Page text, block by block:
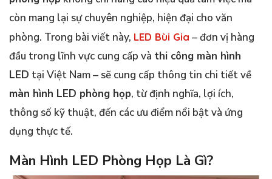
còn mang lại sự chuyên nghiệp, hiện đại cho văn
phòng. Trong bài viết này, LED Bùi Gia – đơn vị hàng
đầu trong lĩnh vực cung cấp và thi công màn hình
LED tại Việt Nam – sẽ cung cấp thông tin chi tiết về
màn hình LED phòng họp, từ định nghĩa, lợi ích,
thông số kỹ thuật, đến các ưu điểm nổi bật và ứng
dụng thực tế.
Màn Hình LED Phòng Họp Là Gì?